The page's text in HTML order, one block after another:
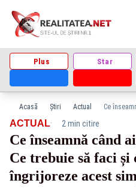
Plus Star
Acasă Știri Actual
ACTUAL· 2 min citire
Ce înseamnă când
Ce trebuie să faci
îngrijoreze acest